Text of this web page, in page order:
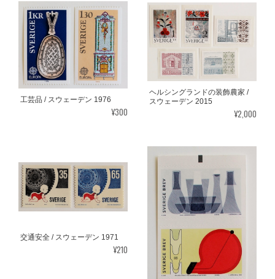
工芸品 / スウェーデン 1976
¥300
ヘルシングランドの装飾農家 /
スウェーデン 2015
¥2,000
交通安全 / スウェーデン 1971
¥210